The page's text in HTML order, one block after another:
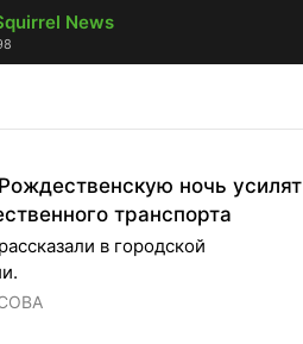
News
ночь усилят
транспорта
в городской